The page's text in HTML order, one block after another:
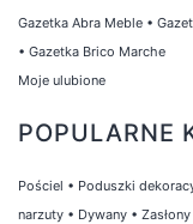
Gazetka Abra Meble •
• Gazetka Brico Marche
Moje ulubione
POPULARNE
Pościel • Poduszki
narzuty • Dywany •